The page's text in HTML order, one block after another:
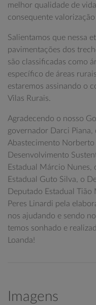
melhor qualidade de
consequente
Salientamos que nessa
pavimentações dos
são classificadas como
específico de áreas
estaremos assinando o
Vilas Rurais.
Agradecendo o nosso
governador Darci
Abastecimento
Desenvolvimento
Estadual Márcio Nunes,
Estadual Guto Silva, o
Deputado Estadual
Peres Linardi pela
nos ajudando e sendo
temos sonhado e
Loanda!
Imagens